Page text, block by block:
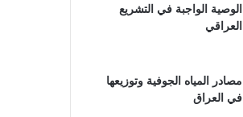
الوصية الواجبة في التشريع
العراقي
مصادر المياه الجوفية وتوزيعها
في العراق